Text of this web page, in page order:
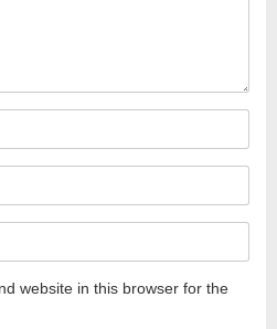
website in this browser for the